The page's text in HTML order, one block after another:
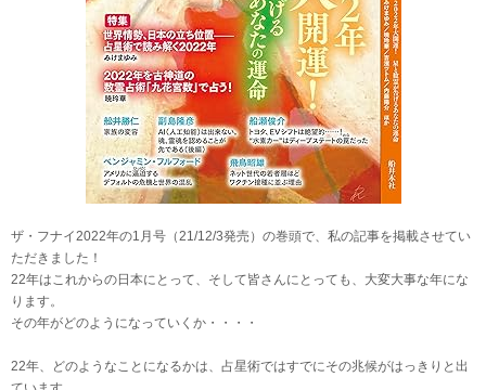
ザ・フナイ2022年の1月号（21/12/3発売）の巻頭で、私の記事を掲載させてい
ただきました！
22年はこれからの日本にとって、そして皆さんにとっても、大変大事な年にな
ります。
その年がどのようになっていくか・・・・
22年、どのようなことになるかは、占星術ではすでにその兆候がはっきりと出